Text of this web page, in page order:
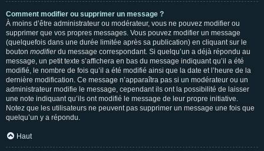
Comment modifier ou supprimer un message ?
À moins d’être administrateur ou modérateur, vous ne pouvez modifier ou
supprimer que vos propres messages. Vous pouvez modifier un message
(quelquefois dans une durée limitée après sa publication) en cliquant sur le
bouton modifierdu message correspondant. Si quelqu’un a déjà répondu au
message, un petit texte s’affichera en bas du message indiquant qu’il a été
modifié, le nombre de fois qu’il a été modifié ainsi que la date et l’heure de la
dernière modification. Ce message n’apparaîtra pas si un modérateur ou un
administrateur modifie le message, cependant ils ont la possibilité de laisser
une note indiquant qu’ils ont modifié le message de leur propre initiative.
Notez que les utilisateurs ne peuvent pas supprimer un message une fois que
quelqu’un y a répondu.
Haut